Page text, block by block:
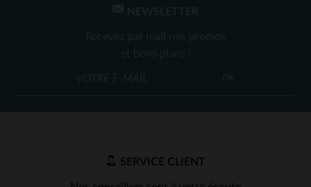
NEWSLETTER
Recevez par mail nos promos
et bons plans !
OK
SERVICE CLIENT